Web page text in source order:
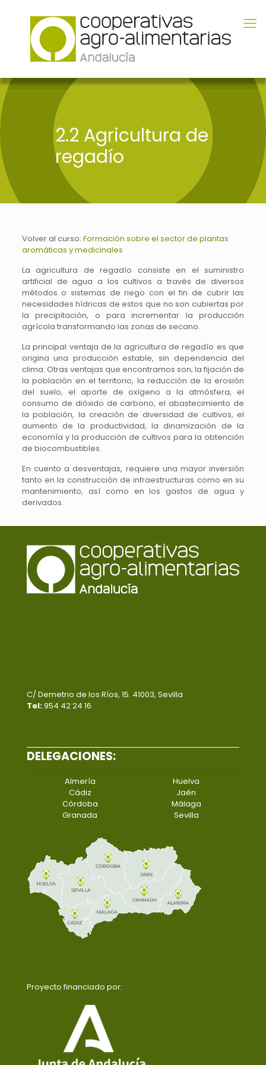
2.2 Agricultura de
regadío
Volver al curso: Formación sobre el sector de plantas
aromáticas y medicinales
La agricultura de regadío consiste en el suministro
artificial de agua a los cultivos a través de diversos
métodos o sistemas de riego con el fin de cubrir las
necesidades hídricas de estos que no son cubiertas por
la precipitación, o para incrementar la producción
agrícola transformando las zonas de secano.
La principal ventaja de la agricultura de regadío es que
origina una producción estable, sin dependencia del
clima. Otras ventajas que encontramos son; la fijación de
la población en el territorio, la reducción de la erosión
del suelo, el aporte de oxígeno a la atmósfera, el
consumo de dióxido de carbono, el abastecimiento de
la población, la creación de diversidad de cultivos, el
aumento de la productividad, la dinamización de la
economía y la producción de cultivos para la obtención
de biocombustibles.
En cuento a desventajas, requiere una mayor inversión
tanto en la construcción de infraestructuras como en su
mantenimiento, así como en los gastos de agua y
derivados.
C/ Demetrio de los Ríos, 15. 41003, Sevilla
Tel:954 42 24 16
DELEGACIONES:
Almería
Cádiz
Córdoba
Granada
Huelva
Jaén
Málaga
Sevilla
Proyecto financiado por: